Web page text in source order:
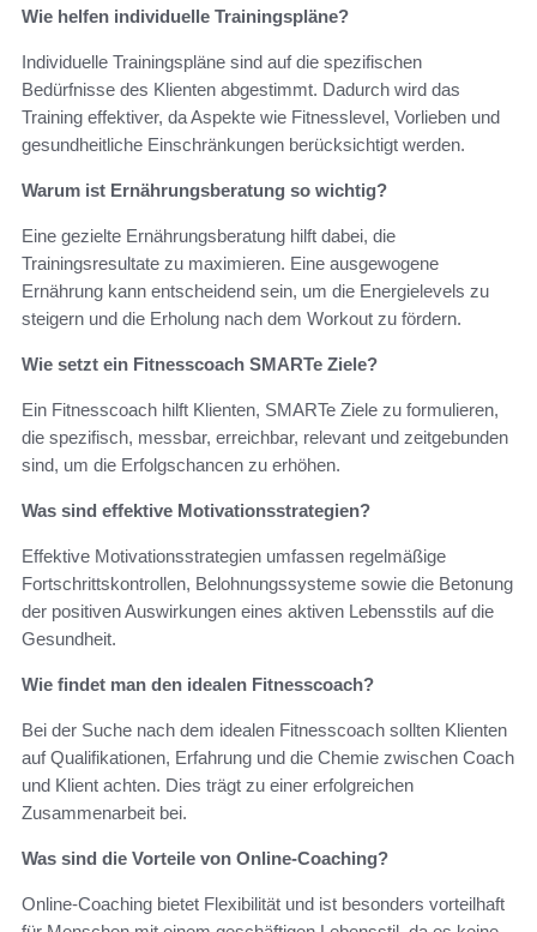
Wie helfen individuelle Trainingspläne?
Individuelle Trainingspläne sind auf die spezifischen
Bedürfnisse des Klienten abgestimmt. Dadurch wird das
Training effektiver, da Aspekte wie Fitnesslevel, Vorlieben und
gesundheitliche Einschränkungen berücksichtigt werden.
Warum ist Ernährungsberatung so wichtig?
Eine gezielte Ernährungsberatung hilft dabei, die
Trainingsresultate zu maximieren. Eine ausgewogene
Ernährung kann entscheidend sein, um die Energielevels zu
steigern und die Erholung nach dem Workout zu fördern.
Wie setzt ein Fitnesscoach SMARTe Ziele?
Ein Fitnesscoach hilft Klienten, SMARTe Ziele zu formulieren,
die spezifisch, messbar, erreichbar, relevant und zeitgebunden
sind, um die Erfolgschancen zu erhöhen.
Was sind effektive Motivationsstrategien?
Effektive Motivationsstrategien umfassen regelmäßige
Fortschrittskontrollen, Belohnungssysteme sowie die Betonung
der positiven Auswirkungen eines aktiven Lebensstils auf die
Gesundheit.
Wie findet man den idealen Fitnesscoach?
Bei der Suche nach dem idealen Fitnesscoach sollten Klienten
auf Qualifikationen, Erfahrung und die Chemie zwischen Coach
und Klient achten. Dies trägt zu einer erfolgreichen
Zusammenarbeit bei.
Was sind die Vorteile von Online-Coaching?
Online-Coaching bietet Flexibilität und ist besonders vorteilhaft